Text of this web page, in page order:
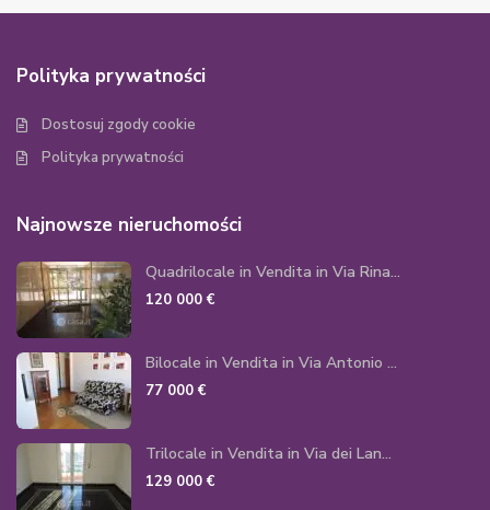
Polityka prywatności
Dostosuj zgody cookie
Polityka prywatności
Najnowsze nieruchomości
Quadrilocale in Vendita in Via Rina...
120 000 €
Bilocale in Vendita in Via Antonio ...
77 000 €
Trilocale in Vendita in Via dei Lan...
129 000 €